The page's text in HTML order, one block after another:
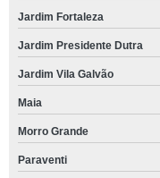
Jardim Fortaleza
Jardim Presidente Dutra
Jardim Vila Galvão
Maia
Morro Grande
Paraventi